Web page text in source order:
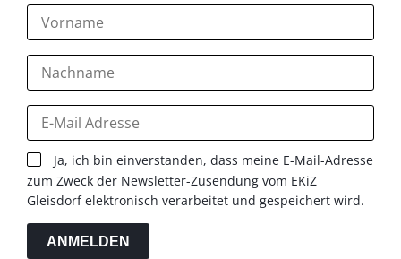
Ja, ich bin einverstanden, dass meine E-Mail-Adresse
zum Zweck der Newsletter-Zusendung vom EKiZ
Gleisdorf elektronisch verarbeitet und gespeichert wird.
ANMELDEN